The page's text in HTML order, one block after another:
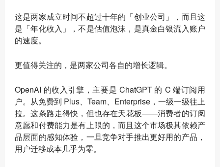
这是两家成立时间不超过十年的「创业公司」，而且这
是「年化收入」，不是估值泡沫，是真金白银流入账户
的速度。
更值得关注的，是两家公司各自的增长逻辑。
OpenAI 的收入引擎，主要是 ChatGPT 的 C 端订阅用
户。从免费到 Plus、Team、Enterprise，一级一级往上
拉。这条路走得快，但也存在天花板——消费者的订阅
意愿和付费能力是有上限的，而且这个市场极其依赖产
品层面的感知体验，一旦竞争对手推出更好用的产品，
用户迁移成本几乎为零。